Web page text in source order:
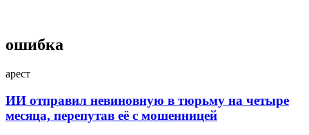
ошибка
арест
ИИ отправил невиновную в тюрьму на четыре
месяца, перепутав её с мошенницей